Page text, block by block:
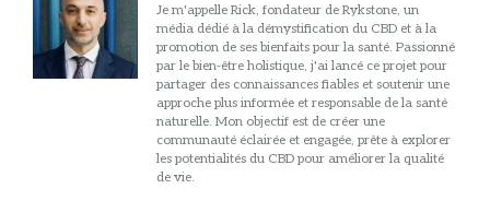
Je m'appelle Rick, fondateur de Rykstone, un
média dédié à la démystification du CBD et à la
promotion de ses bienfaits pour la santé. Passionné
par le bien-être holistique, j'ai lancé ce projet pour
partager des connaissances fiables et soutenir une
approche plus informée et responsable de la santé
naturelle. Mon objectif est de créer une
communauté éclairée et engagée, prête à explorer
les potentialités du CBD pour améliorer la qualité
de vie.